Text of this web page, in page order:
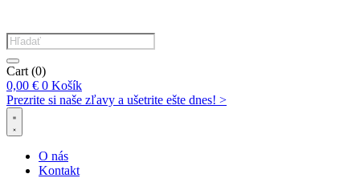
Products
search
Cart (0)
0,00 € 0 Košík
Prezrite si naše zľavy a ušetrite ešte dnes! >​
O nás
Kontakt